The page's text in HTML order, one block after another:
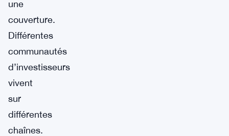
une
couverture.
Différentes
communautés
d’investisseurs
vivent
sur
différentes
chaînes.